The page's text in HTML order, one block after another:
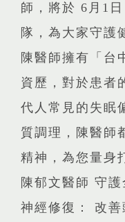
師，將於 6月1
隊，為大家守護
陳醫師擁有「台
資歷，對於患者
代人常見的失眠
質調理，陳醫師
精神，為您量身
陳郁文醫師 守護
神經修復： 改